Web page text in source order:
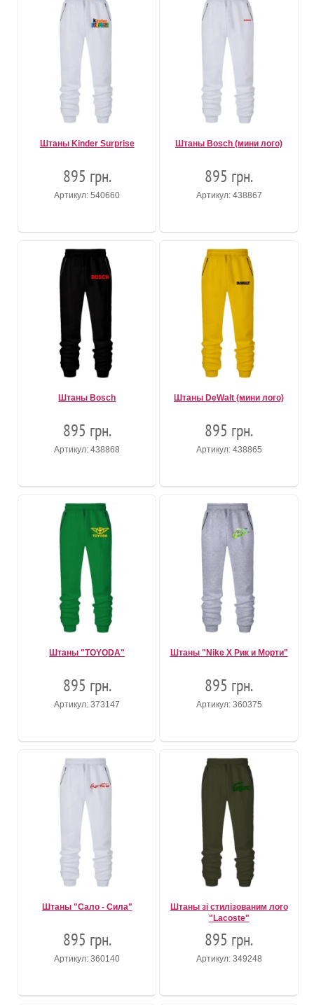
Штаны Kinder Surprise
895 грн.
Артикул: 540660
Штаны Bosch (мини лого)
895 грн.
Артикул: 438867
Штаны Bosch
895 грн.
Артикул: 438868
Штаны DeWalt (мини лого)
895 грн.
Артикул: 438865
Штаны "TOYODA"
895 грн.
Артикул: 373147
Штаны "Nike X Рик и Морти"
895 грн.
Артикул: 360375
Штаны "Сало - Сила"
895 грн.
Артикул: 360140
Штаны зі стилізованим лого
"Lacoste"
895 грн.
Артикул: 349248